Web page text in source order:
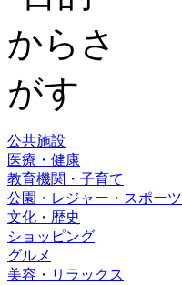
公共施設
医療・健康
教育機関・子育て
公園・レジャー・スポーツ
文化・歴史
ショッピング
グルメ
美容・リラックス